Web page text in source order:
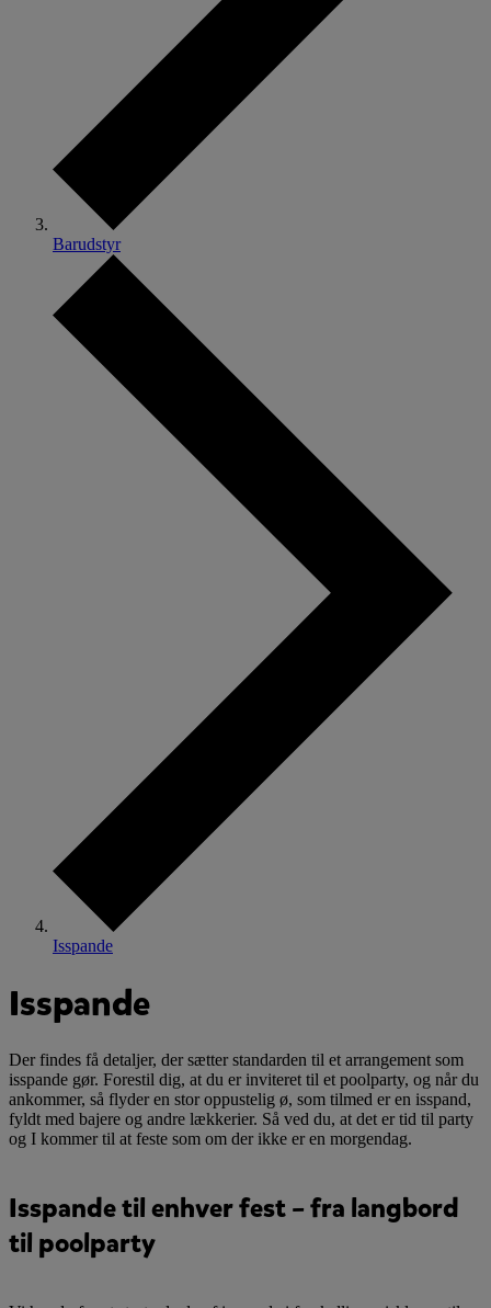
Barudstyr
Isspande
Isspande
Der findes få detaljer, der sætter standarden til et arrangement som
isspande gør. Forestil dig, at du er inviteret til et poolparty, og når du
ankommer, så flyder en stor oppustelig ø, som tilmed er en isspand,
fyldt med bajere og andre lækkerier. Så ved du, at det er tid til party
og I kommer til at feste som om der ikke er en morgendag.
Isspande til enhver fest – fra langbord
til poolparty